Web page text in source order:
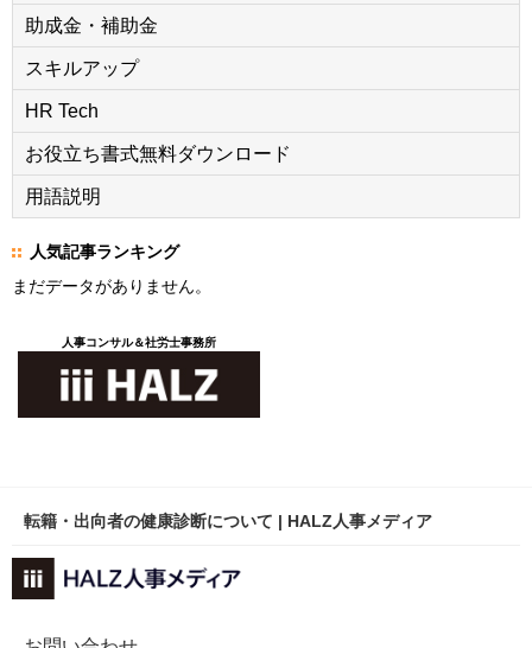
助成金・補助金
スキルアップ
HR Tech
お役立ち書式無料ダウンロード
用語説明
人気記事ランキング
まだデータがありません。
人事コンサル＆社労士事務所
転籍・出向者の健康診断について | HALZ人事メディア